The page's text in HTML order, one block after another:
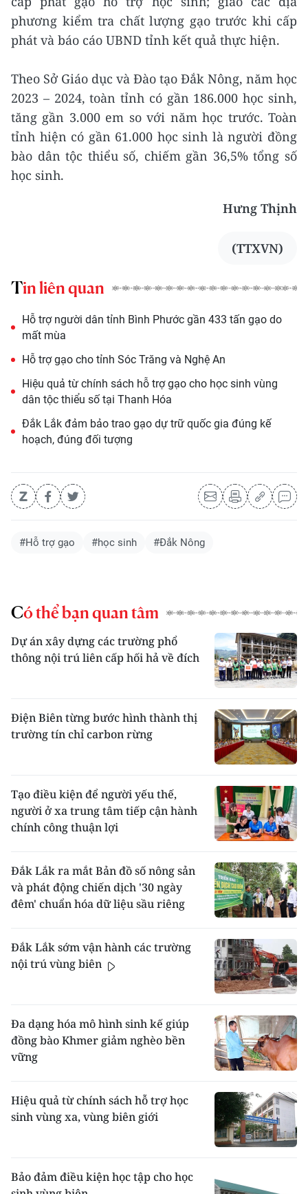
phương kiểm tra chất lượng gạo trước khi cấp
phát và báo cáo UBND tỉnh kết quả thực hiện.
Theo Sở Giáo dục và Đào tạo Đắk Nông, năm học
2023 – 2024, toàn tỉnh có gần 186.000 học sinh,
tăng gần 3.000 em so với năm học trước. Toàn
tỉnh hiện có gần 61.000 học sinh là người đồng
bào dân tộc thiểu số, chiếm gần 36,5% tổng số
học sinh.
Hưng Thịnh
(TTXVN)
Tin liên quan
Hỗ trợ người dân tỉnh Bình Phước gần 433 tấn gạo do
mất mùa
Hỗ trợ gạo cho tỉnh Sóc Trăng và Nghệ An
Hiệu quả từ chính sách hỗ trợ gạo cho học sinh vùng
dân tộc thiểu số tại Thanh Hóa
Đắk Lắk đảm bảo trao gạo dự trữ quốc gia đúng kế
hoạch, đúng đối tượng
#Hỗ trợ gạo #học sinh #Đắk Nông
Có thể bạn quan tâm
Dự án xây dựng các trường phổ
thông nội trú liên cấp hối hả về đích
Điện Biên từng bước hình thành thị
trường tín chỉ carbon rừng
Tạo điều kiện để người yếu thế,
người ở xa trung tâm tiếp cận hành
chính công thuận lợi
Đắk Lắk ra mắt Bản đồ số nông sản
và phát động chiến dịch '30 ngày
đêm' chuẩn hóa dữ liệu sầu riêng
Đắk Lắk sớm vận hành các trường
nội trú vùng biên
Đa dạng hóa mô hình sinh kế giúp
đồng bào Khmer giảm nghèo bền
vững
Hiệu quả từ chính sách hỗ trợ học
sinh vùng xa, vùng biên giới
Bảo đảm điều kiện học tập cho học